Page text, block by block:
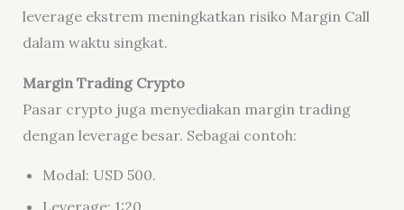
leverage ekstrem meningkatkan risiko Margin Call
dalam waktu singkat.
Margin Trading Crypto
Pasar crypto juga menyediakan margin trading
dengan leverage besar. Sebagai contoh:
Modal: USD 500.
Leverage: 1:20.